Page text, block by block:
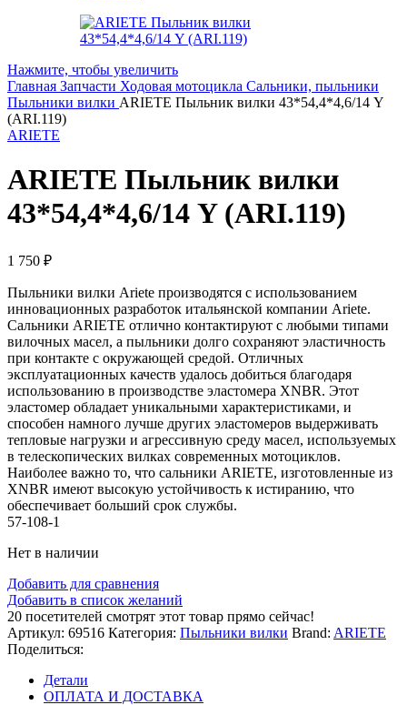
Нажмите, чтобы увеличить
Главная Запчасти Ходовая мотоцикла Сальники, пыльники
Пыльники вилки ARIETE Пыльник вилки 43*54,4*4,6/14 Y
(ARI.119)
ARIETE
ARIETE Пыльник вилки
43*54,4*4,6/14 Y (ARI.119)
1 750 ₽
Пыльники вилки Ariete производятся с использованием
инновационных разработок итальянской компании Ariete.
Сальники ARIETE отлично контактируют с любыми типами
вилочных масел, а пыльники долго сохраняют эластичность
при контакте с окружающей средой. Отличных
эксплуатационных качеств удалось добиться благодаря
использованию в производстве эластомера XNBR. Этот
эластомер обладает уникальными характеристиками, и
способен намного лучше других эластомеров выдерживать
тепловые нагрузки и агрессивную среду масел, используемых
в телескопических вилках современных мотоциклов.
Наиболее важно то, что сальники ARIETE, изготовленные из
XNBR имеют высокую устойчивость к истиранию, что
обеспечивает больший срок службы.
57-108-1
Нет в наличии
Добавить для сравнения
Добавить в список желаний
20 посетителей смотрят этот товар прямо сейчас!
Артикул: 69516 Категория: Пыльники вилки Brand: ARIETE
Поделиться:
Детали
ОПЛАТА И ДОСТАВКА